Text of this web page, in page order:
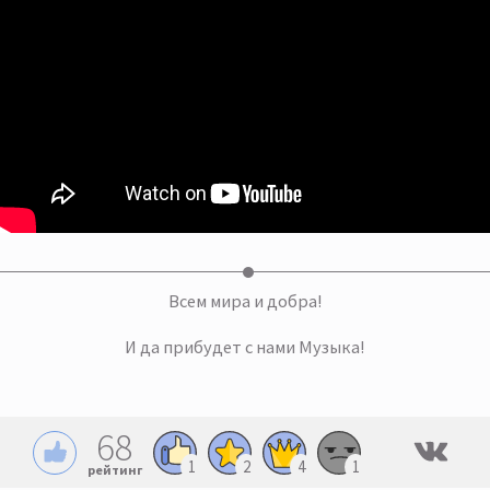
Всем мира и добра!
И да прибудет с нами Музыка!
68
рейтинг 1 2 4 1